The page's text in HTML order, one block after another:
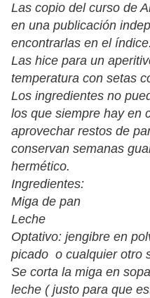
Las copio del curso de
en una publicación
encontrarlas en el índice.
Las hice para un
temperatura con setas
Los ingredientes no
los que siempre hay en
aprovechar restos de
conservan semanas
hermético.
Ingredientes:
Miga de pan
Leche
Optativo: jengibre en
picado o cualquier otro
Se corta la miga en
leche ( justo para que